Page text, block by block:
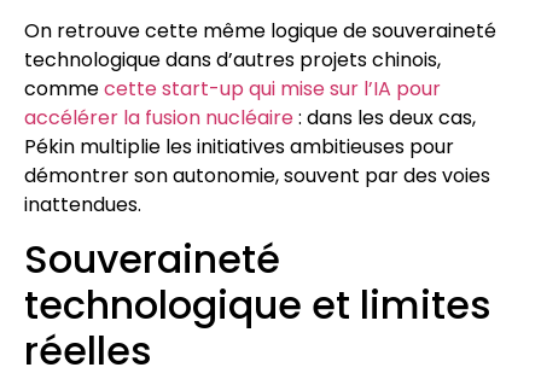
On retrouve cette même logique de souveraineté
technologique dans d’autres projets chinois,
commecette start-up qui mise sur l’IA pour
accélérer la fusion nucléaire: dans les deux cas,
Pékin multiplie les initiatives ambitieuses pour
démontrer son autonomie, souvent par des voies
inattendues.
Souveraineté
technologique et limites
réelles